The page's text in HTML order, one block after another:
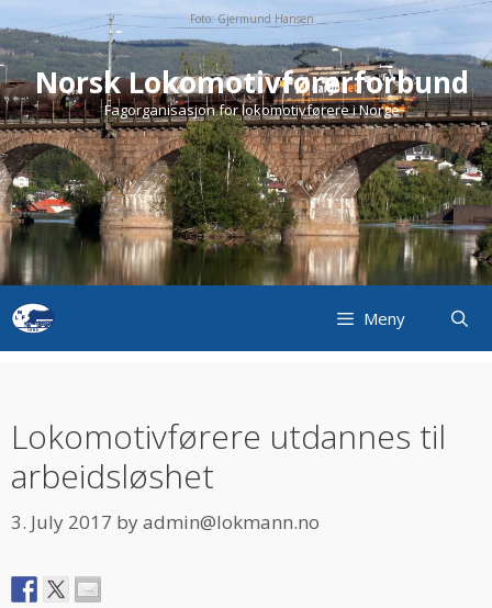
to
content
Foto: Gjermund Hansen
Norsk Lokomotivførerforbund
Fagorganisasjon for lokomotivførere i Norge
Meny
Lokomotivførere utdannes til
arbeidsløshet
3. July 2017 byadmin@lokmann.no